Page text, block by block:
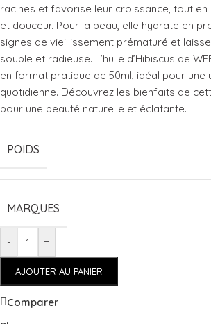
racines et favorise leur croissance, tout
et douceur. Pour la peau, elle hydrate en
signes de vieillissement prématuré et
souple et radieuse. L’huile d’Hibiscus de
en format pratique de 50ml, idéal pour une
quotidienne. Découvrez les bienfaits de
pour une beauté naturelle et éclatante.
POIDS
MARQUES
- +
AJOUTER AU PANIER
Comparer